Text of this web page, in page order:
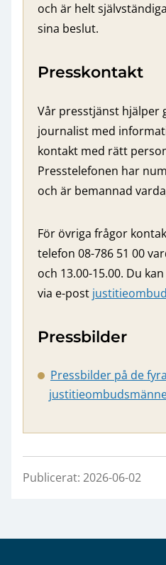
och är helt
sina beslut.
Presskontakt
Vår presstjänst hjälper
journalist med
kontakt med rätt
Presstelefonen har
och är bemannad
För övriga frågor
telefon 08-786 51 00
och 13.00-15.00. Du
via e-post
Pressbilder
Pressbilder på de fyra
Publicerat: 2026-06-02